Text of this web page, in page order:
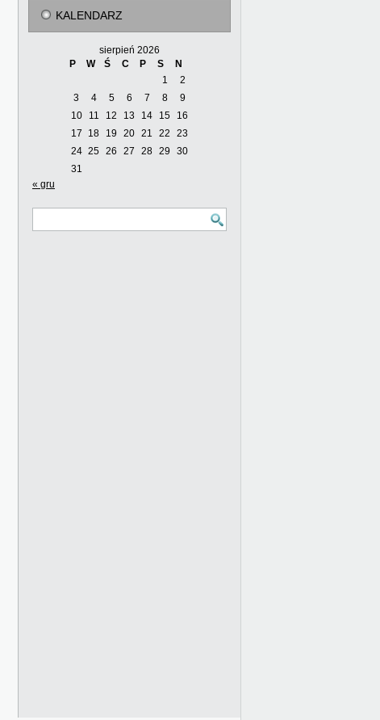
KALENDARZ
sierpień 2026
P
W Ś C P S
N
1
2
3
4 5 6 7 8
9
10
11 12 13 14 15
16
17
18 19 20 21 22
23
24 25 26 27 28 29
30
31
« gru